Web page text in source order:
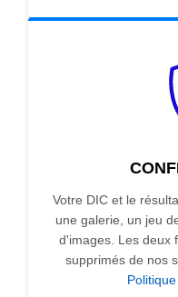
Votre DIC et le
une galerie, un jeu
d'images. Les deux
supprimés de nos